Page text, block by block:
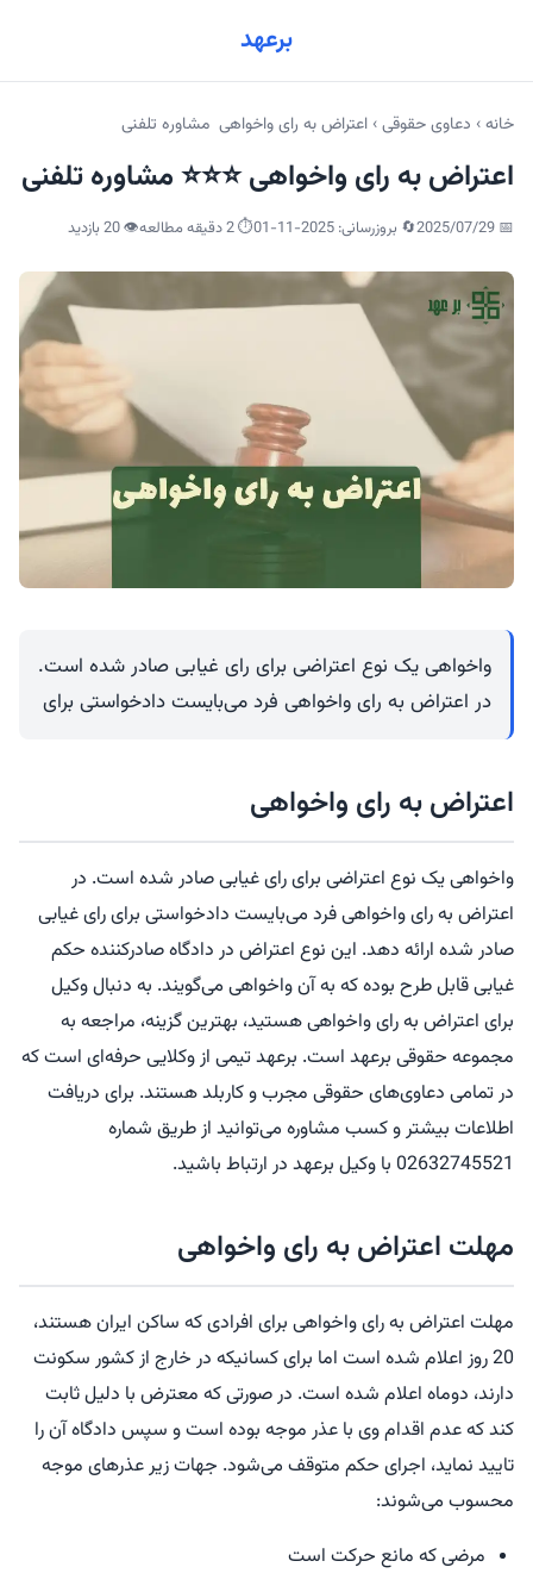
برعهد
خانه› دعاوی حقوقی› اعتراض به رای واخواهی ️️️ مشاوره تلفنی
اعتراض به رای واخواهی ⭐️⭐️⭐️ مشاوره تلفنی
📅
2025/07/29🔄 بروزرسانی: 2025-11-01 ⏱️ 2 دقیقه مطالعه 👁️
20 بازدید
واخواهی یک نوع اعتراضی برای رای غیابی صادر شده است.
در اعتراض به رای واخواهی فرد می‌بایست دادخواستی برای
اعتراض به رای واخواهی
واخواهی یک نوع اعتراضی برای رای غیابی صادر شده است. در
اعتراض به رای واخواهی فرد می‌بایست دادخواستی برای رای غیابی
صادر شده ارائه دهد. این نوع اعتراض در دادگاه صادرکننده حکم
غیابی قابل طرح بوده که به آن واخواهی می‌گویند. به دنبال وکیل
برای اعتراض به رای واخواهی هستید، بهترین گزینه، مراجعه به
مجموعه حقوقی برعهد است. برعهد تیمی از وکلایی حرفه‌ای است که
در تمامی دعاو‌ی‌های حقوقی مجرب و کاربلد هستند. برای دریافت
اطلاعات بیشتر و کسب مشاوره می‌توانید از طریق شماره
02632745521 با وکیل برعهد در ارتباط باشید.
مهلت اعتراض به رای واخواهی
مهلت اعتراض به رای واخواهی برای افرادی که ساکن ایران هستند،
20 روز اعلام شده است اما برای کسانیکه در خارج از کشور سکونت
دارند، دوماه اعلام شده است. در صورتی که معترض با دلیل ثابت
کند که عدم اقدام وی با عذر موجه بوده است و سپس دادگاه آن را
تایید نماید، اجرای حکم متوقف می‌شود. جهات زیر عذرهای موجه
محسوب می‌شوند:
مرضی که مانع حرکت است